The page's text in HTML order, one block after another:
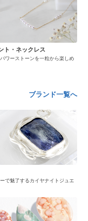
ト・ネックレス
ワーストーンを一粒から楽しめ
ブランド一覧へ
で魅了するカイヤナイトジュエ